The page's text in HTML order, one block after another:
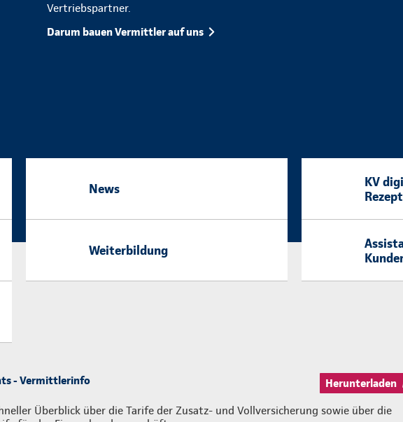
Vertriebspartner.
Darum bauen Vermittler auf uns
News
Weiterbildung
KV
- Vermittlerinfo Herunterladen
Überblick über die Tarife der Zusatz- und Vollversicherung sowie über die